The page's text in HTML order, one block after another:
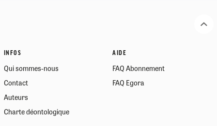
INFOS
Qui sommes-nous
Contact
Auteurs
Charte déontologique
AIDE
FAQ Abonnement
FAQ Egora